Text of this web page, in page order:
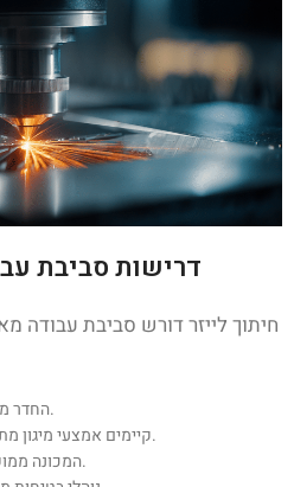
דרישות סביבת
חיתוך לייזר דורש סביבת עבודה
החדר מאוורר היטב כדי להרחיק גזים ואבק.
קיימים אמצעי מיגון מתאימים, כגון משקפי מגן ומחסומים.
המכונה ממוקמת על משטח יציב ומוגן מרעידות.